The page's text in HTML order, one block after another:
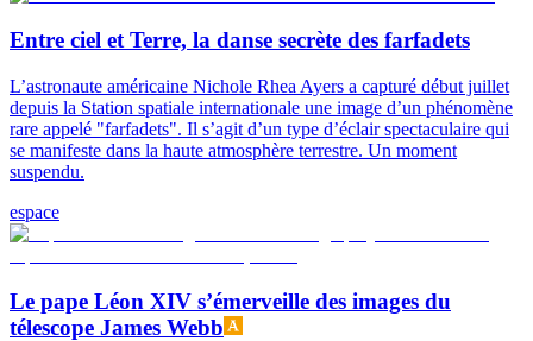
Entre ciel et Terre, la danse secrète des farfadets
L’astronaute américaine Nichole Rhea Ayers a capturé début juillet
depuis la Station spatiale internationale une image d’un phénomène
rare appelé "farfadets". Il s’agit d’un type d’éclair spectaculaire qui
se manifeste dans la haute atmosphère terrestre. Un moment
suspendu.
espace
Le pape Léon XIV s’émerveille des images du
télescope James Webb